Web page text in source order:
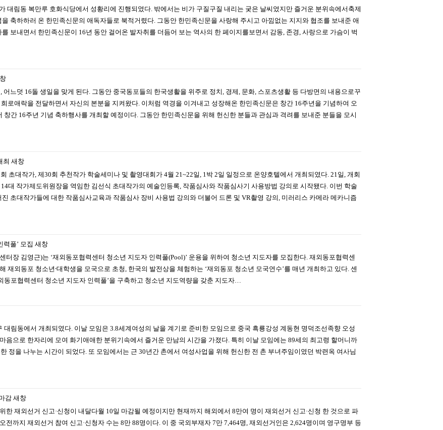
대림동 복만루 호화식당에서 성황리에 진행되였다. 밖에서는 비가 구질구질 내리는 궂은 날씨였지만 즐거운 분위속에서축제
축하하러 온 한민족신문의 애독자들로 북적거렸다. 그동안 한민족신문을 사랑해 주시고 아낌없는 지지와 협조를 보내준 애
보내면서 한민족신문이 16년 동안 걸어온 발자취를 더듬어 보는 역사의 한 페이지를보면서 감동, 존경, 사랑으로 가슴이 벅
느덧 16돌 생일을 맞게 된다. 그동안 중국동포들의 한국생활을 위주로 정치, 경제, 문화, 스포츠생활 등 다방면의 내용으로꾸
로애락을 전달하면서 자신의 본분을 지켜왔다. 이처럼 역경을 이겨내고 성장해온 한민족신문은 창간 16주년을 기념하여 오
창간 16주년 기념 축하행사를 개최할 예정이다. 그동안 한민족신문을 위해 헌신한 분들과 관심과 격려를 보내준 분들을 모시
최 새창
초대작가, 제30회 추천작가 학술세미나 및 촬영대회가 4월 21~22일, 1박 2일 일정으로 온양호텔에서 개최되였다. 21일, 개회
대 작가제도위원장을 역임한 김선식 초대작가의 예술인등록, 작품심사와 작품심사기 사용방법 강의로 시작됐다. 이번 학술
초대작가들에 대한 작품심사교육과 작품심사 장비 사용법 강의와 더불어 드론 및 VR촬영 강의, 미러리스 카메라 메카니즘
력풀’ 모집 새창
장 김영근)는 ‘재외동포협력센터 청소년 지도자 인력풀(Pool)’ 운용을 위하여 청소년 지도자를 모집한다. 재외동포협력센
재외동포 청소년⸱대학생을 모국으로 초청, 한국의 발전상을 체험하는 ‘재외동포 청소년 모국연수’를 매년 개최하고 있다. 센
동포협력센터 청소년 지도자 인력풀’을 구축하고 청소년 지도역량을 갖춘 지도자…
림동에서 개최되였다. 이날 모임은 3.8세계여성의 날을 계기로 준비한 모임으로 중국 흑룡강성 계동현 명덕조선족향 오성
음으로 한자리에 모여 화기애애한 분위기속에서 즐거운 만남의 시간을 가졌다. 특히 이날 모임에는 89세의 최고령 할머니까
정을 나누는 시간이 되었다. 또 모임에서는 근 30년간 촌에서 여성사업을 위해 헌신한 전 촌 부녀주임이였던 박련옥 여사님
감 새창
한 재외선거 신고·신청이 내달다월 10일 마감될 예정이지만 현재까지 해외에서 8만여 명이 재외선거 신고·신청 한 것으로 파
전까지 재외선거 참여 신고·신청자 수는 8만 88명이다. 이 중 국외부재자 7만 7,464명, 재외선거인은 2,624명이며 영구명부 등